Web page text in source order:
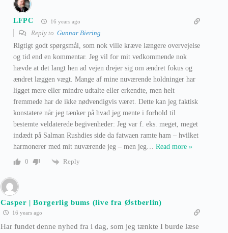
LFPC 16 years ago
Reply to Gunnar Biering
Rigtigt godt spørgsmål, som nok ville kræve længere overvejelse
og tid end en kommentar. Jeg vil for mit vedkommende nok
hævde at det langt hen ad vejen drejer sig om ændret fokus og
ændret læggen vægt. Mange af mine nuværende holdninger har
ligget mere eller mindre udtalte eller erkendte, men helt
fremmede har de ikke nødvendigvis været. Dette kan jeg faktisk
konstatere når jeg tænker på hvad jeg mente i forhold til
bestemte veldaterede begivenheder: Jeg var f. eks. meget, meget
indædt på Salman Rushdies side da fatwaen ramte ham – hvilket
harmonerer med mit nuværende jeg – men jeg
Read more »
0
Reply
Casper | Borgerlig bums (live fra Østberlin)
16 years ago
Har fundet denne nyhed fra i dag, som jeg tænkte I burde læse